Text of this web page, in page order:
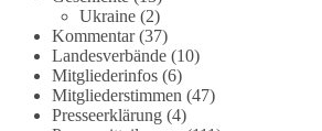
unbequeme Fragen zu vermeiden. Sie lebt
Fragen offen zu stellen und transparent zu
beantworten.
dieBasis fordert deshalb weiterhin eine
Ukraine(2)
Kommentar(37)
Landesverbände(10)
Mitgliederinfos(6)
Mitgliederstimmen (47)
Presseerklärung(4)